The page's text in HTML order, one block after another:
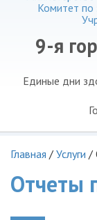
Комитет по
9-я
Единые дни
Главная / Услуги /
Отчеты